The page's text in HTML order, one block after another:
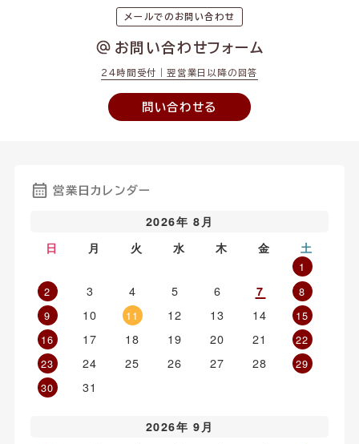
メールでのお問い合わせ
お問い合わせフォーム
24時間受付｜翌営業日以降の回答
問い合わせる
営業日カレンダー
2026年 8月
日
月 火 水 木 金 土
1
2
3 4 5 6 7
8
9
10 11 12 13 14
15
16
17 18 19 20 21
22
23
24 25 26 27 28
29
30
31
2026年 9月